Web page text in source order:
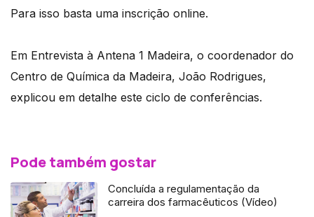
Para isso basta uma inscrição online.
Em Entrevista à Antena 1 Madeira, o coordenador do
Centro de Química da Madeira, João Rodrigues,
explicou em detalhe este ciclo de conferências.
Pode também gostar
Concluída a regulamentação da
carreira dos farmacêuticos (Vídeo)